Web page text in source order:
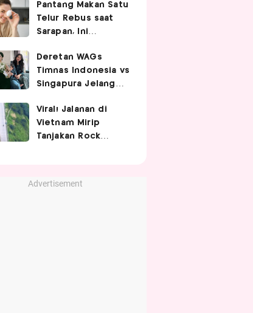
Pantang Makan Satu
Telur Rebus saat
Sarapan, Ini
Ahli Gizi!
Deretan WAGs
Timnas Indonesia vs
Singapura Jelang
AFF 2026, Siapa
Paling Curi
Perhatian?
Viral! Jalanan di
Vietnam Mirip
Tanjakan Rock
Advertisement